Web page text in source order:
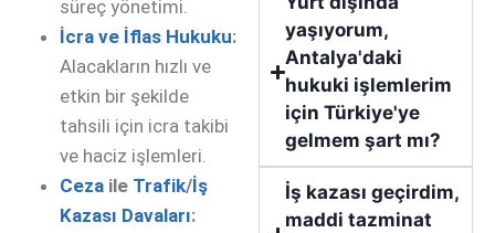
süreç yönetimi.
İcra ve İflas Hukuku:
Alacakların hızlı ve
etkin bir şekilde
tahsili için icra takibi
ve haciz işlemleri.
Ceza ile Trafik/İş
Kazası Davaları:
yaşıyorum,
Antalya'daki
hukuki işlemlerim
için Türkiye'ye
gelmem şart mı?
İş kazası geçirdim,
maddi tazminat